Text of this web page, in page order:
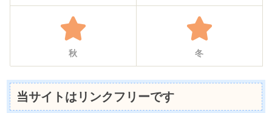
秋 冬
当サイトはリンクフリーです